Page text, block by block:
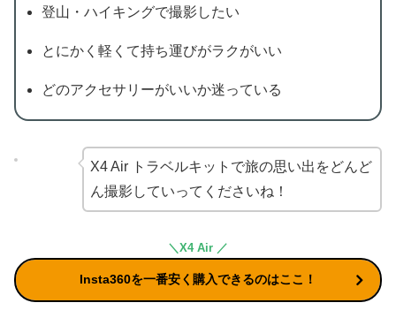
登山・ハイキングで撮影したい
とにかく軽くて持ち運びがラクがいい
どのアクセサリーがいいか迷っている
X4 Air トラベルキットで旅の思い出をどんど
ん撮影していってくださいね！
＼X4 Air ／
Insta360を一番安く購入できるのはここ！